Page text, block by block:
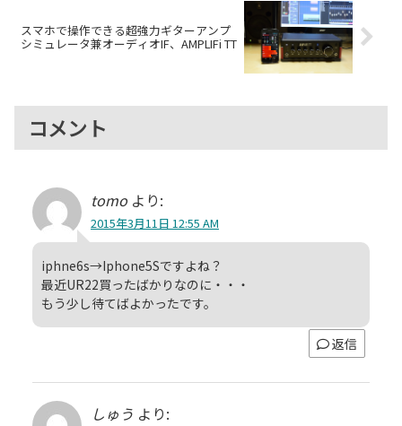
スマホで操作できる超強力ギターアンプ
シミュレータ兼オーディオIF、AMPLIFi TT
コメント
tomo より:
2015年3月11日 12:55 AM
iphne6s→Iphone5Sですよね？
最近UR22買ったばかりなのに・・・
もう少し待てばよかったです。
返信
しゅう より: